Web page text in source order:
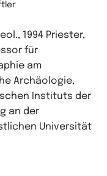
1994 Priester,
für
am
Archäologie,
Instituts der
an der
Universität